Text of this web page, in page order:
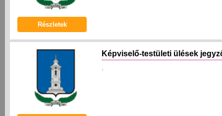
Részletek
Képviselő-testületi ülések